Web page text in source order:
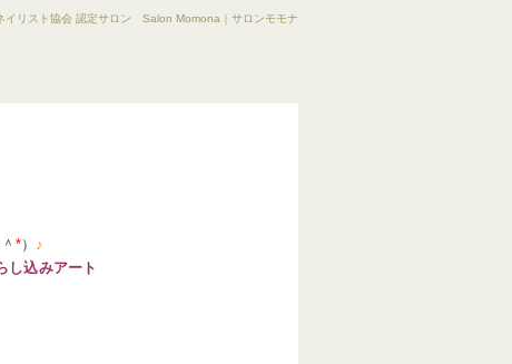
イリスト協会 認定サロン Salon Momona｜サロンモモナ
*） ♪
し込みアート